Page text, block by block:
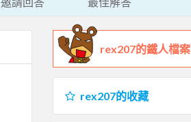
rex207的鐵人檔案
rex207的收藏